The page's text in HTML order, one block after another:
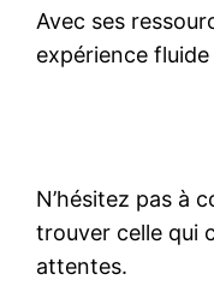
Avec ses
expérience
N’hésitez pas à
trouver celle qui
attentes.